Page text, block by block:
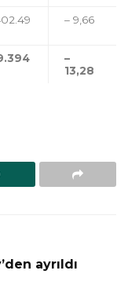
– 9,66
–
13,28
ayrıldı